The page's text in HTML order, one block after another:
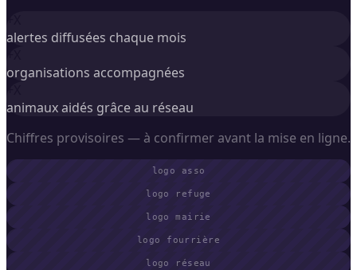
alertes diffusées chaque mois
organisations accompagnées
animaux aidés grâce au réseau
Chiffres provisoires — à confirmer avant la mise en ligne.
logo asso
logo refuge
logo mairie
logo fourrière
logo réseau